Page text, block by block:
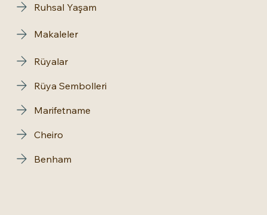
Makaleler
Ruhsal Yaşam
Rüyalar
Rüya Sembolleri
Marifetname
Cheiro
Benham